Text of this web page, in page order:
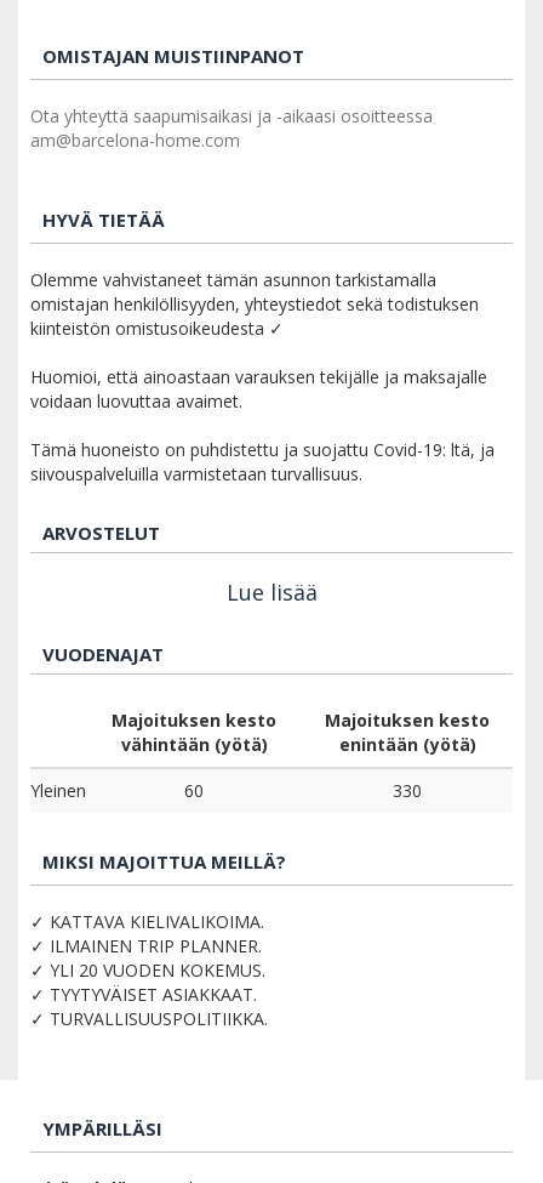
OMISTAJAN MUISTIINPANOT
Ota yhteyttä saapumisaikasi ja -aikaasi osoitteessa
am@barcelona-home.com
HYVÄ TIETÄÄ
Olemme vahvistaneet tämän asunnon tarkistamalla
omistajan henkilöllisyyden, yhteystiedot sekä todistuksen
kiinteistön omistusoikeudesta ✓
Huomioi, että ainoastaan varauksen tekijälle ja maksajalle
voidaan luovuttaa avaimet.
Tämä huoneisto on puhdistettu ja suojattu Covid-19: ltä, ja
siivouspalveluilla varmistetaan turvallisuus.
ARVOSTELUT
Lue lisää
VUODENAJAT
Majoituksen kesto
vähintään (yötä)
Majoituksen kesto
enintään (yötä)
Yleinen
60 330
MIKSI MAJOITTUA MEILLÄ?
✓ KATTAVA KIELIVALIKOIMA.
✓ ILMAINEN TRIP PLANNER.
✓ YLI 20 VUODEN KOKEMUS.
✓ TYYTYVÄISET ASIAKKAAT.
✓ TURVALLISUUSPOLITIIKKA.
YMPÄRILLÄSI